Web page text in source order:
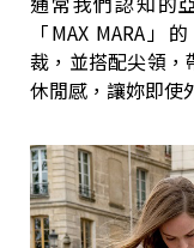
「MAX MARA
裁，並搭配尖領
休閒感，讓妳即使